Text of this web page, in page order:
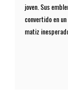
joven. Sus
convertido en
matiz inesperado